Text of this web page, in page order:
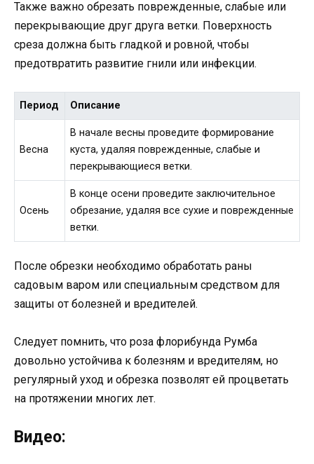
Также важно обрезать поврежденные, слабые или
перекрывающие друг друга ветки. Поверхность
среза должна быть гладкой и ровной, чтобы
предотвратить развитие гнили или инфекции.
Период Описание
Весна
В начале весны проведите формирование
куста, удаляя поврежденные, слабые и
перекрывающиеся ветки.
Осень
В конце осени проведите заключительное
обрезание, удаляя все сухие и поврежденные
ветки.
После обрезки необходимо обработать раны
садовым варом или специальным средством для
защиты от болезней и вредителей.
Следует помнить, что роза флорибунда Румба
довольно устойчива к болезням и вредителям, но
регулярный уход и обрезка позволят ей процветать
на протяжении многих лет.
Видео: